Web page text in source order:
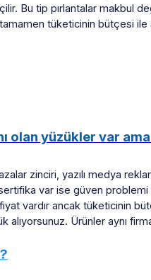
tip pırlantalar makbul
tüketicinin bütçesi
olan yüzükler var
zinciri, yazılı medya
var ise güven
vardır ancak tüketicinin
Ürünler aynı